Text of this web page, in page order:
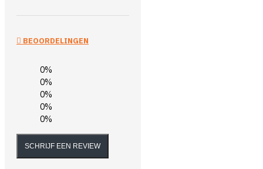
BEOORDELINGEN
0%
0%
0%
0%
0%
SCHRIJF EEN REVIEW